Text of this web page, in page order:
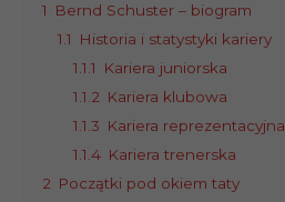
1
Bernd Schuster – biogram
1.1
Historia i statystyki kariery
1.1.1
Kariera juniorska
1.1.2 Kariera klubowa
1.1.3 Kariera reprezentacyjna
1.1.4 Kariera trenerska
2 Początki pod okiem taty